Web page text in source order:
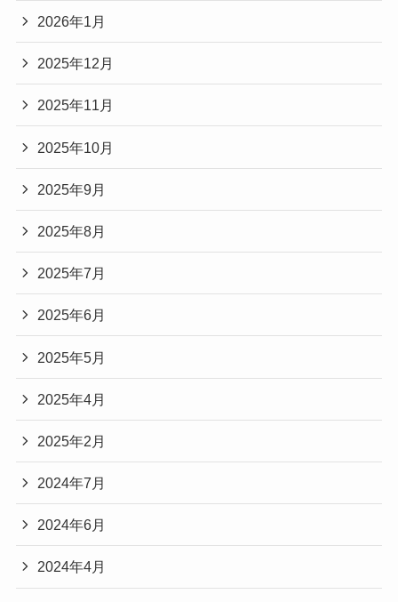
2026年1月
2025年12月
2025年11月
2025年10月
2025年9月
2025年8月
2025年7月
2025年6月
2025年5月
2025年4月
2025年2月
2024年7月
2024年6月
2024年4月